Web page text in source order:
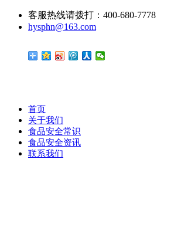
客服热线请拨打：400-680-7778
hysphn@163.com
首页
关于我们
食品安全常识
食品安全资讯
联系我们